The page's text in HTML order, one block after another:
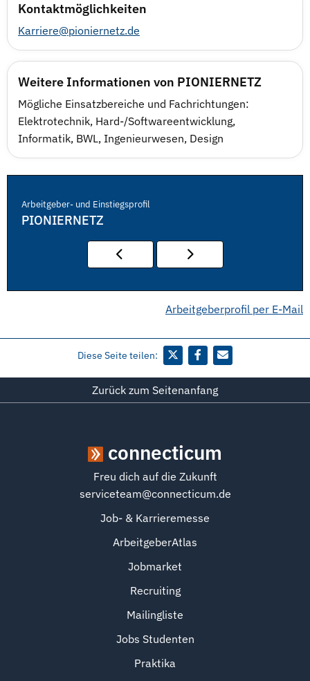
Kontaktmöglichkeiten
Karriere@pioniernetz.de
Weitere Informationen von PIONIERNETZ
Mögliche Einsatzbereiche und Fachrichtungen:
Elektrotechnik, Hard-/Softwareentwicklung,
Informatik, BWL, Ingenieurwesen, Design
Arbeitgeber- und Einstiegsprofil
PIONIERNETZ
Arbeitgeberprofil per E-Mail
Diese Seite teilen:
Zurück zum Seitenanfang
connecticum
Freu dich auf die Zukunft
serviceteam@connecticum.de
Job- & Karrieremesse
ArbeitgeberAtlas
Jobmarket
Recruiting
Mailingliste
Jobs Studenten
Praktika